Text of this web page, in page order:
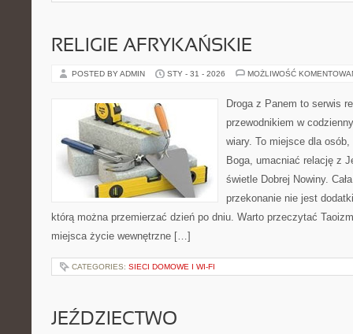
RELIGIE AFRYKAŃSKIE
POSTED BY ADMIN STY - 31 - 2026 MOŻLIWOŚĆ
Droga z Panem to serwis
przewodnikiem w
wiary. To miejsce dla
Boga, umacniać relację z
świetle Dobrej Nowiny.
przekonanie nie jest
którą można przemierzać dzień po dniu. Warto przeczytać
miejsca życie wewnętrzne […]
CATEGORIES: SIECI DOMOWE I WI-FI
JEŹDZIECTWO